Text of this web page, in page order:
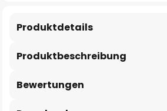
Produktbeschreibung
Produktdetails
Bewertungen